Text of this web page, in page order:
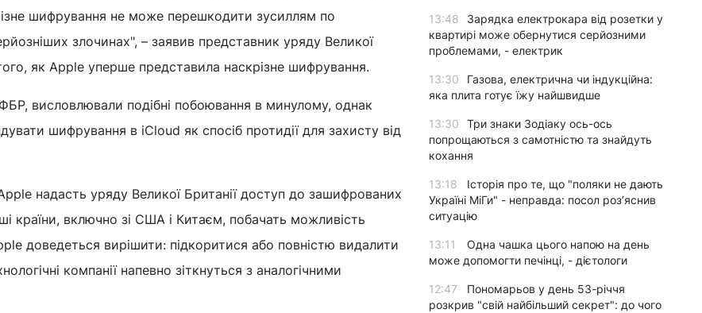
шифрування не може перешкодити зусиллям по
злочинах", – заявив представник уряду Великої
як Apple уперше представила наскрізне шифрування.
висловлювали подібні побоювання в минулому, однак
шифрування в iCloud як спосіб протидії для захисту від
надасть уряду Великої Британії доступ до зашифрованих
країни, включно зі США і Китаєм, побачать можливість
доведеться вирішити: підкоритися або повністю видалити
компанії напевно зіткнуться з аналогічними
13:48
Зарядка електрокара від розетки у
квартирі може обернутися серйозними
проблемами, - електрик
13:30
Газова, електрична чи індукційна:
яка плита готує їжу найшвидше
13:30
Три знаки Зодіаку ось-ось
попрощаються з самотністю та знайдуть
кохання
13:18
Історія про те, що "поляки не дають
Україні МіГи" - неправда: посол роз’яснив
ситуацію
13:11
Одна чашка цього напою на день
може допомогти печінці, - дієтологи
12:47
Пономарьов у день 53-річчя
розкрив "свій найбільший секрет": до чого